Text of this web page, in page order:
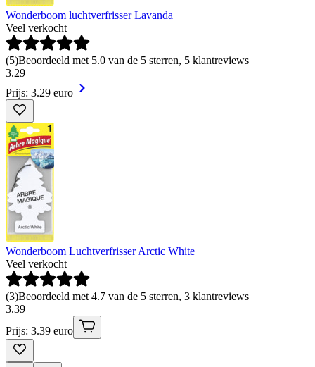
Wonderboom luchtverfrisser Lavanda
Veel verkocht
(5)Beoordeeld met 5.0 van de 5 sterren, 5 klantreviews
3.29
Prijs: 3.29 euro
Wonderboom Luchtverfrisser Arctic White
Veel verkocht
(3)Beoordeeld met 4.7 van de 5 sterren, 3 klantreviews
3.39
Prijs: 3.39 euro